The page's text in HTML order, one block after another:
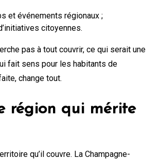
et événements régionaux ;
citoyennes.
pas à tout couvrir, ce qui serait une
fait sens pour les habitants de
change tout.
région qui mérite
qu’il couvre. La Champagne-